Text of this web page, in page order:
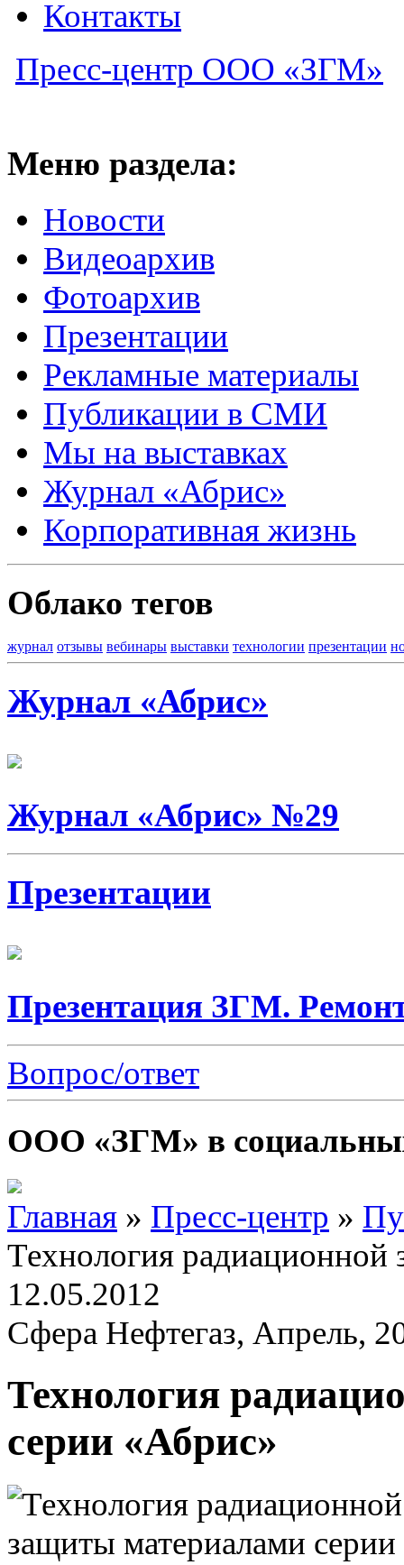
Контакты
Пресс-центр ООО «ЗГМ»
Меню раздела:
Новости
Видеоархив
Фотоархив
Презентации
Рекламные материалы
Публикации в СМИ
Мы на выставках
Журнал «Абрис»
Корпоративная жизнь
Облако тегов
журнал отзывы вебинары выставки технологии презентации
Журнал «Абрис»
Журнал «Абрис» №29
Презентации
Презентация ЗГМ.
Вопрос/ответ
ООО «ЗГМ» в
Главная » Пресс-центр »
Технология
12.05.2012
Сфера Нефтегаз, Апрель,
Технология
серии «Абрис»